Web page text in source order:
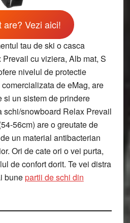
are? Vezi aici!
tau de ski o casca
cu viziera, Alb mat, S
nivelul de protectie
de eMag, are
si un sistem de prindere
schi/snowboard Relax Prevail
56cm) are o greutate de
un material antibacterian
Ori de cate ori o vei purta,
de confort dorit. Te vei distra
bunepartii de schi din